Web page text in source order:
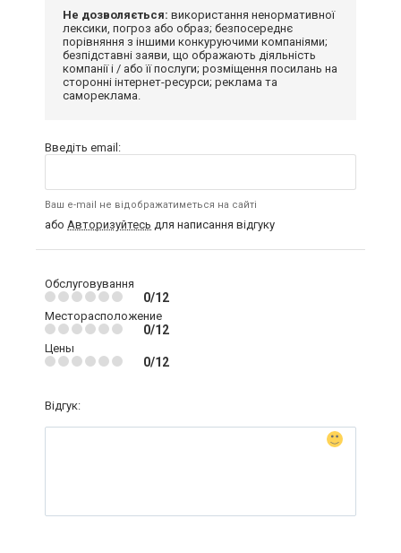
Не дозволяється: використання ненормативної
лексики, погроз або образ; безпосереднє
порівняння з іншими конкуруючими компаніями;
безпідставні заяви, що ображають діяльність
компанії і / або її послуги; розміщення посилань на
сторонні інтернет-ресурси; реклама та
самореклама.
Введіть email:
Ваш e-mail не відображатиметься на сайті
або Авторизуйтесь для написання відгуку
Обслуговування
0/12
Месторасположение
0/12
Цены
0/12
Відгук: